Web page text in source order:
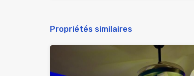
Propriétés similaires